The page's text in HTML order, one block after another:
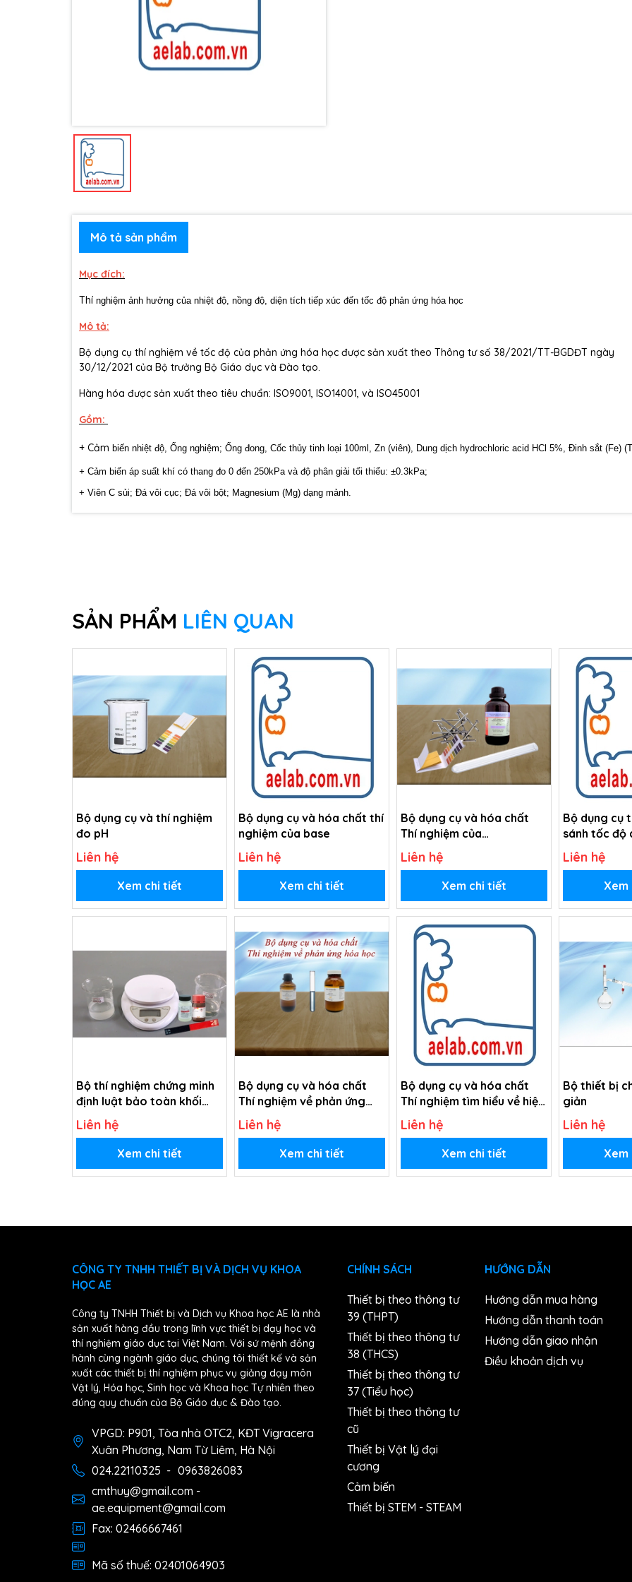
Mô tả sản phẩm
Mục đích:
Thí nghiệm ảnh hưởng của nhiệt độ, nồng độ, diện tích tiếp xúc đến tốc độ phản ứng hóa học
Mô tả:
Bộ dụng cụ thí nghiệm về tốc độ của phản ứng hóa học được sản xuất theo Thông tư số 38/2021/TT-BGDĐT ngày
30/12/2021 của Bộ trưởng Bộ Giáo dục và Đào tạo.
Hàng hóa được sản xuất theo tiêu chuẩn: ISO9001, ISO14001, và ISO45001
Gồm:
+ Cảm biến nhiệt độ, Ống nghiệm; Ống đong, Cốc thủy tinh loại 100ml, Zn (viên), Dung dịch hydrochloric acid HCl 5%, Đinh sắt (Fe)
+ Cảm biến áp suất khí có thang đo 0 đến 250kPa và độ phân giải tối thiểu: ±0.3kPa;
+ Viên C sủi; Đá vôi cục; Đá vôi bột; Magnesium (Mg) dạng mảnh.
SẢN PHẨM LIÊN QUAN
Bộ dụng cụ và thí nghiệm
đo pH
Liên hệ
Xem chi tiết
Bộ dụng cụ và hóa chất thí
nghiệm của base
Liên hệ
Xem chi tiết
Bộ dụng cụ và hóa chất
Thí nghiệm của
hydrochloric acid
Liên hệ
Xem chi tiết
Bộ dụng cụ
sánh tốc độ
ứng hóa học
Liên hệ
Bộ thí nghiệm chứng minh
định luật bảo toàn khối
lượng
Liên hệ
Xem chi tiết
Bộ dụng cụ và hóa chất
Thí nghiệm về phản ứng
hóa học
Liên hệ
Xem chi tiết
Bộ dụng cụ và hóa chất
Thí nghiệm tìm hiểu về hiện
tượng chất biến đổi
Liên hệ
Xem chi tiết
Bộ thiết bị
giản
Liên hệ
CÔNG TY TNHH THIẾT BỊ VÀ DỊCH VỤ KHOA
HỌC AE
Công ty TNHH Thiết bị và Dịch vụ Khoa học AE là nhà
sản xuất hàng đầu trong lĩnh vực thiết bị dạy học và
thí nghiệm giáo dục tại Việt Nam. Với sứ mệnh đồng
hành cùng ngành giáo dục, chúng tôi thiết kế và sản
xuất các thiết bị thí nghiệm phục vụ giảng dạy môn
Vật lý, Hóa học, Sinh học và Khoa học Tự nhiên theo
đúng quy chuẩn của Bộ Giáo dục & Đào tạo.
VPGD: P901, Tòa nhà OTC2, KĐT Vigracera
Xuân Phương, Nam Từ Liêm, Hà Nội
024.22110325 - 0963826083
cmthuy@gmail.com -
ae.equipment@gmail.com
Fax: 02466667461
Mã số thuế: 02401064903
CHÍNH SÁCH
Thiết bị theo thông tư
39 (THPT)
Thiết bị theo thông tư
38 (THCS)
Thiết bị theo thông tư
37 (Tiểu học)
Thiết bị theo thông tư
cũ
Thiết bị Vật lý đại
cương
Cảm biến
Thiết bị STEM - STEAM
HƯỚNG DẪN
Hướng dẫn mua hàng
Hướng dẫn thanh toán
Hướng dẫn giao nhận
Điều khoản dịch vụ